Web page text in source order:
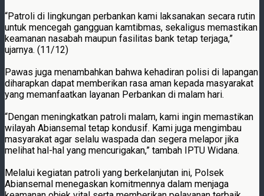
“Patroli di lingkungan perbankan kami laksanakan secara rutin
untuk mencegah gangguan kamtibmas, sekaligus memastikan
keamanan nasabah maupun fasilitas bank tetap terjaga,”
ujarnya. (11/12)
Pawas juga menambahkan bahwa kehadiran polisi di lapangan
diharapkan dapat memberikan rasa aman kepada masyarakat
yang memanfaatkan layanan Perbankan di malam hari.
“Dengan meningkatkan patroli malam, kami ingin memastikan
wilayah Abiansemal tetap kondusif. Kami juga mengimbau
masyarakat agar selalu waspada dan segera melapor jika
melihat hal-hal yang mencurigakan,” tambah IPTU Widana.
Melalui kegiatan patroli yang berkelanjutan ini, Polsek
Abiansemal menegaskan komitmennya dalam menjaga